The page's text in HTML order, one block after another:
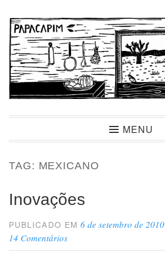
para
conteúdo
PapacapimMENU
TAG: MEXICANO
Inovações
PUBLICADO EM6 de setembro de 2010
14 Comentários